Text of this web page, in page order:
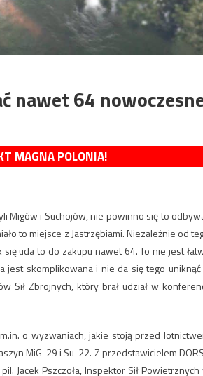
nawet 64
MAGNA POLONIA!
Migów i Suchojów, nie powinno się to
to miejsce z Jastrzębiami. Niezależnie od
uda to do zakupu nawet 64. To nie jest
jest skomplikowana i nie da się tego
Sił Zbrojnych, który brał udział w
o wyzwaniach, jakie stoją przed
MiG-29 i Su-22. Z przedstawicielem
Jacek Pszczoła, Inspektor Sił Powietrznych